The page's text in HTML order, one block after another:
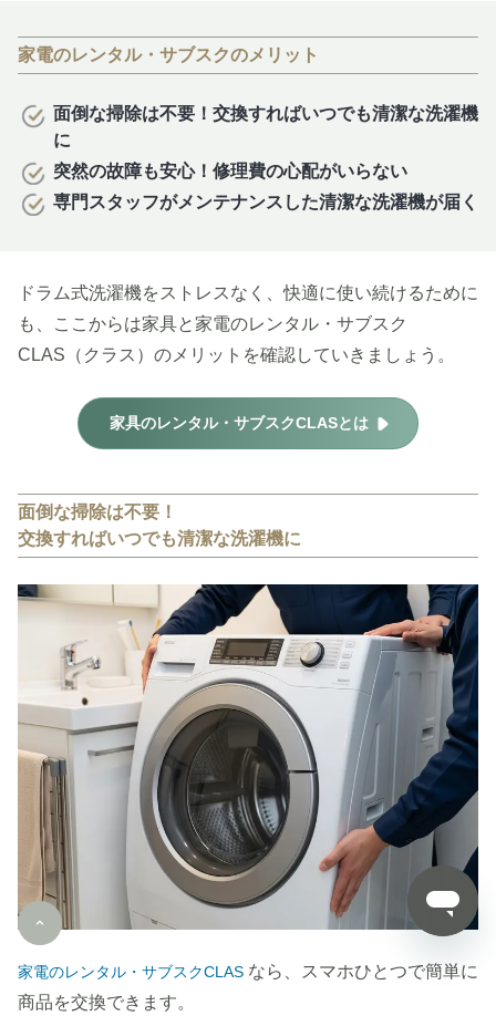
家電のレンタル・サブスクのメリット
面倒な掃除は不要！交換すればいつでも清潔な洗濯機
に
突然の故障も安心！修理費の心配がいらない
専門スタッフがメンテナンスした清潔な洗濯機が届く
ドラム式洗濯機をストレスなく、快適に使い続けるために
も、ここからは家具と家電のレンタル・サブスク
CLAS（クラス）のメリットを確認していきましょう。
家具のレンタル・サブスクCLASとは
面倒な掃除は不要！
交換すればいつでも清潔な洗濯機に
家電のレンタル・サブスクCLAS なら、スマホひとつで簡単に
商品を交換できます。